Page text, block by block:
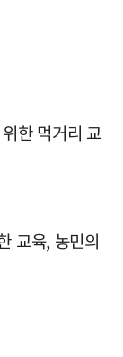
한 먹거리 교
교육, 농민의